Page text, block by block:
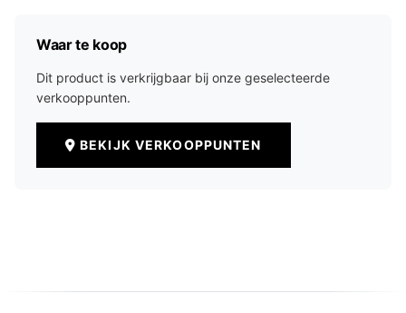
Waar te koop
Dit product is verkrijgbaar bij onze geselecteerde
verkooppunten.
BEKIJK VERKOOPPUNTEN